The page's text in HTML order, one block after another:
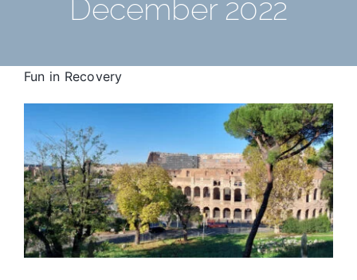
December 2022
Fun in Recovery